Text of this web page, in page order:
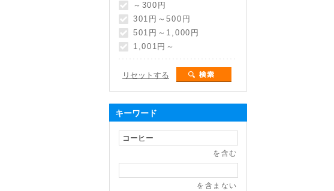
～300円
301円～500円
501円～1,000円
1,001円～
リセットする
キーワード
を含む
を含まない